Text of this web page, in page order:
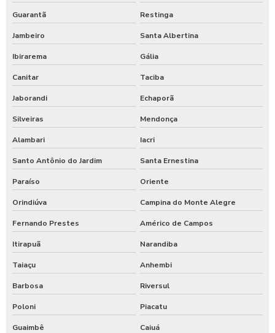
Guarantã Restinga
Jambeiro Santa Albertina
Ibirarema Gália
Canitar Taciba
Jaborandi Echaporã
Silveiras Mendonça
Alambari Iacri
Santo Antônio do Jardim Santa Ernestina
Paraíso Oriente
Orindiúva Campina do Monte Alegre
Fernando Prestes Américo de Campos
Itirapuã Narandiba
Taiaçu Anhembi
Barbosa Riversul
Poloni Piacatu
Guaimbê Caiuá